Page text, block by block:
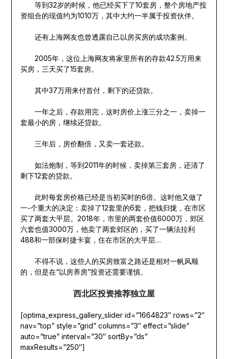
等到32岁的时候，他已经买下了10套房，整个房地产投
资组合的现值约为1010万，其中大约一半属于投资伙伴。
还有上海网友也曾透露自己以房买房的成功案例。
2005年，这位上海网友将家里所有的存款42.5万用来
买房，三天买了15套房。
其中37万用来付首付，剩下的还贷款。
一年之后，存款用完，这时房价上涨三分之一，卖掉一
套最小的房，继续还贷款。
三年后，房价翻倍，又卖一套还款。
如法炮制，等到2011年的时候，卖掉第三套房，还清了
剩下12套的贷款。
此时每套房价格已经是当初买时的6倍。这时他又做了
一-个重大的决定：卖掉了12套里的6套，把钱归拢，在市区
买了两套大平层。2018年，市里的两套价值6000万，郊区
六套也值3000万，他卖了两套郊区的，买了一辆法拉利
488和一部保时捷卡宴，住在市区的大平层…
不得不说，这些人的买房致富之路还是相对一帆风顺
的，但是在“以房养房”投资还需要谨慎。
西北区投资推荐独立屋
[optima_express_gallery_slider id=”1664823″ rows=”2″
nav=”top” style=”grid” columns=”3″ effect=”slide”
auto=”true” interval=”30″ sortBy=”ds”
maxResults=”250″]